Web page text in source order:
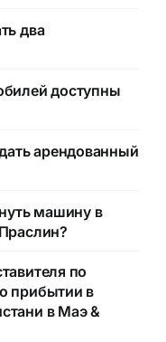
два
доступны
арендованный
машину в
по
прибытии в
в Маэ &